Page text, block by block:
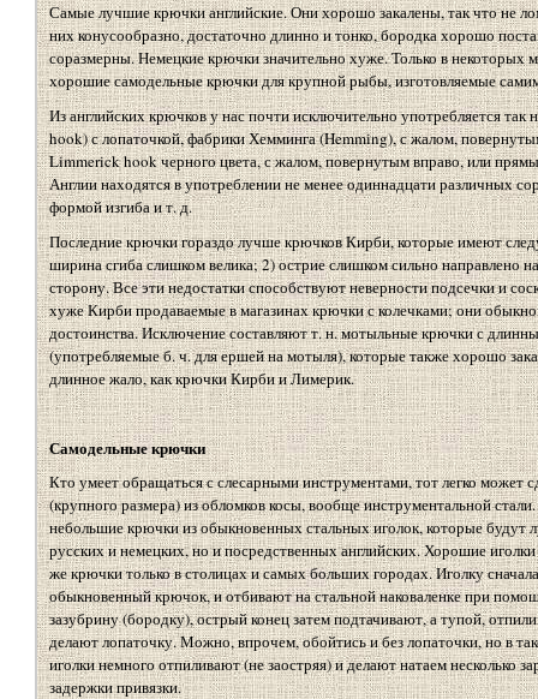
Самые лучшие крючки английские. Они хорошо закалены, так что не
них конусообразно, достаточно длинно и тонко, бородка хорошо
соразмерны. Немецкие крючки значительно хуже. Только в некоторых
хорошие самодельные крючки для крупной рыбы, изготовляемые
Из английских крючков у нас почти исключительно употребляется
hook) с лопаточкой, фабрики Хемминга (Hemming), с жалом,
Limmerick hook черного цвета, с жалом, повернутым вправо, или
Англии находятся в употреблении не менее одиннадцати различных
формой изгиба и т. д.
Последние крючки гораздо лучше крючков Кирби, которые имеют
ширина сгиба слишком велика; 2) острие слишком сильно направлено
сторону. Все эти недостатки способствуют неверности подсечки и
хуже Кирби продаваемые в магазинах крючки с колечками; они
достоинства. Исключение составляют т. н. мотыльные крючки с
(употребляемые б. ч. для ершей на мотыля), которые также хорошо
длинное жало, как крючки Кирби и Лимерик.
Самодельные крючки
Кто умеет обращаться с слесарными инструментами, тот легко может
(крупного размера) из обломков косы, вообще инструментальной
небольшие крючки из обыкновенных стальных иголок, которые будут
русских и немецких, но и посредственных английских. Хорошие
же крючки только в столицах и самых больших городах. Иголку
обыкновенный крючок, и отбивают на стальной наковаленке при
зазубрину (бородку), острый конец затем подтачивают, а тупой,
делают лопаточку. Можно, впрочем, обойтись и без лопаточки, но в
иголки немного отпиливают (не заостряя) и делают натаем несколько
задержки привязки.